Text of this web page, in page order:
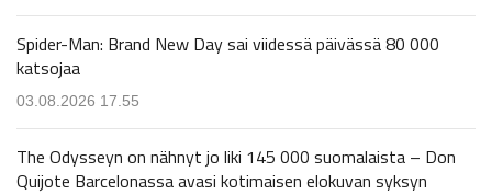
Spider-Man: Brand New Day sai viidessä päivässä 80 000
katsojaa
03.08.2026 17.55
The Odysseyn on nähnyt jo liki 145 000 suomalaista – Don
Quijote Barcelonassa avasi kotimaisen elokuvan syksyn